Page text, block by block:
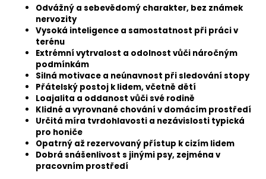
Odvážný a sebevědomý charakter, bez známek
nervozity
Vysoká inteligence a samostatnost při práci v
terénu
Extrémní vytrvalost a odolnost vůči náročným
podmínkám
Silná motivace a neúnavnost při sledování stopy
Přátelský postoj k lidem, včetně dětí
Loajalita a oddanost vůči své rodině
Klidné a vyrovnané chování v domácím prostředí
Určitá míra tvrdohlavosti a nezávislosti typická
pro honiče
Opatrný až rezervovaný přístup k cizím lidem
Dobrá snášenlivost s jinými psy, zejména v
pracovním prostředí